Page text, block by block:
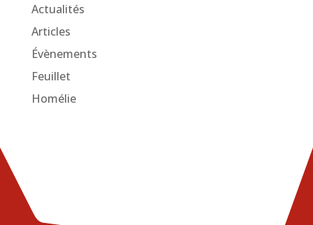
Actualités
Articles
Évènements
Feuillet
Homélie